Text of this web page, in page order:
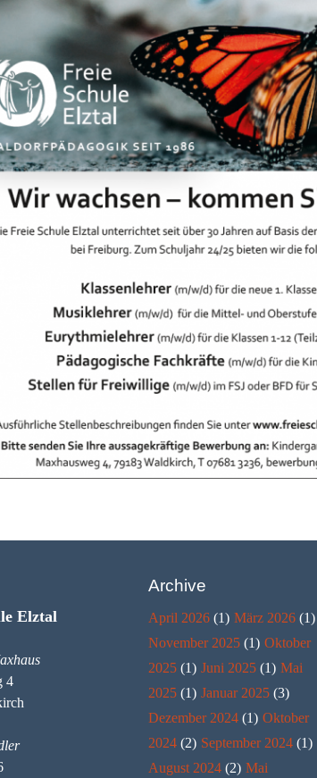
Vereinssatzung
Finanzen
Förderungen
Elztal
4
Archive
April 2026 (1) März 2026 (1)
November 2025 (1) Oktober
2025 (1) Juni 2025 (1) Mai
2025 (1) Januar 2025 (3)
Dezember 2024 (1) Oktober
2024 (2) September 2024 (1)
August 2024 (2) Mai